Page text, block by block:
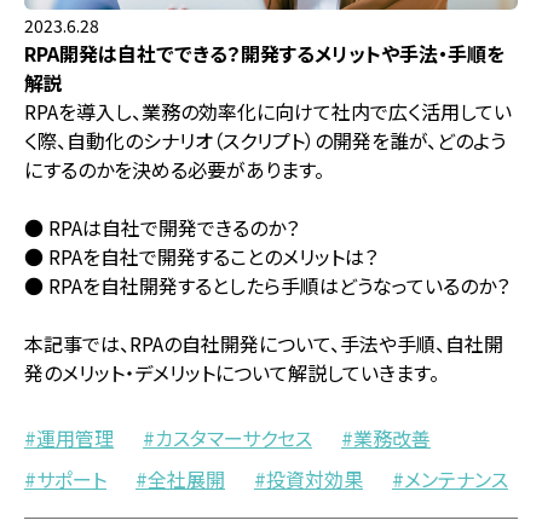
2023.6.28
RPA開発は自社でできる？開発するメリットや手法・手順を
解説
RPAを導入し、業務の効率化に向けて社内で広く活用してい
く際、自動化のシナリオ（スクリプト）の開発を誰が、どのよう
にするのかを決める必要があります。
● RPAは自社で開発できるのか？
● RPAを自社で開発することのメリットは？
● RPAを自社開発するとしたら手順はどうなっているのか？
本記事では、RPAの自社開発について、手法や手順、自社開
発のメリット・デメリットについて解説していきます。
運用管理 カスタマーサクセス
業務改善
サポート
全社展開 投資対効果 メンテナンス